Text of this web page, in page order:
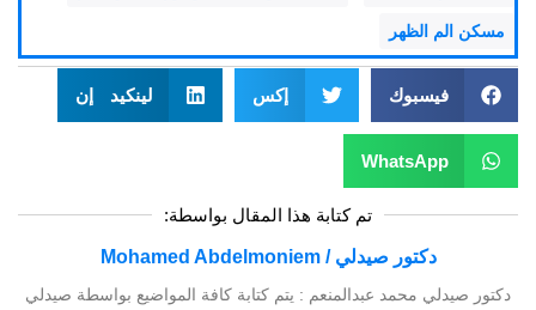
مسكن الم الظهر
فيسبوك إكس لينكيد إن
WhatsApp
تم كتابة هذا المقال بواسطة:
دكتور صيدلي / Mohamed Abdelmoniem
دكتور صيدلي محمد عبدالمنعم : يتم كتابة كافة المواضيع بواسطة صيدلي